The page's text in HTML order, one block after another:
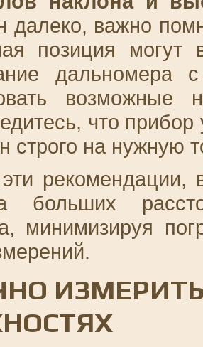
далеко, важно
позиция могут
дальномера
возможные
что прибор
строго на нужную
больших
минимизируя